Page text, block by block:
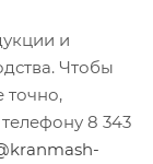
и
Чтобы
точно,
8 343